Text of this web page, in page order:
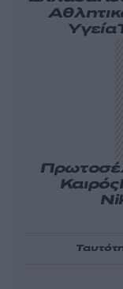
Υγεία
Καιρός